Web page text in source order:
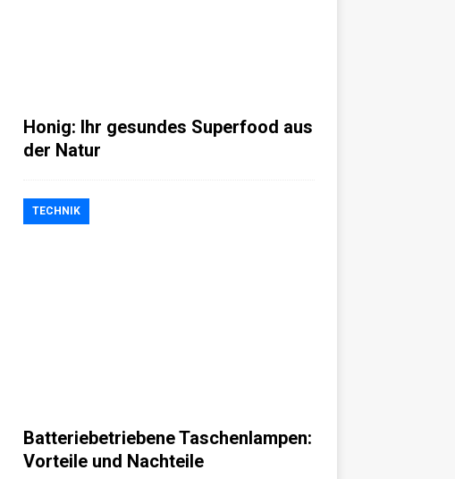
Honig: Ihr gesundes Superfood aus
der Natur
TECHNIK
Batteriebetriebene Taschenlampen:
Vorteile und Nachteile